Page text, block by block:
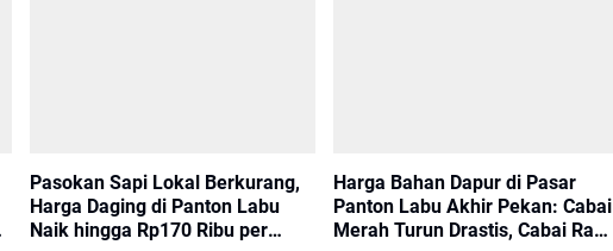
Pasokan Sapi Lokal Berkurang,
Harga Daging di Panton Labu
Naik hingga Rp170 Ribu per
Harga Bahan Dapur di Pasar
Panton Labu Akhir Pekan: Cabai
Merah Turun Drastis, Cabai Rawit